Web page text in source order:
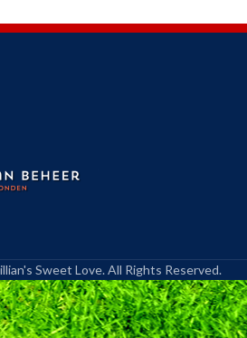
Sweet Love. All Rights Reserved.